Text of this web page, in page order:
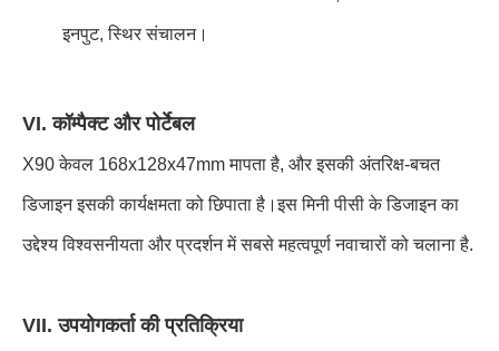
इनपुट, स्थिर संचालन।
VI. कॉम्पैक्ट और पोर्टेबल
X90 केवल 168x128x47mm मापता है, और इसकी अंतरिक्ष-बचत
डिजाइन इसकी कार्यक्षमता को छिपाता है।इस मिनी पीसी के डिजाइन का
उद्देश्य विश्वसनीयता और प्रदर्शन में सबसे महत्वपूर्ण नवाचारों को चलाना है.
VII. उपयोगकर्ता की प्रतिक्रिया